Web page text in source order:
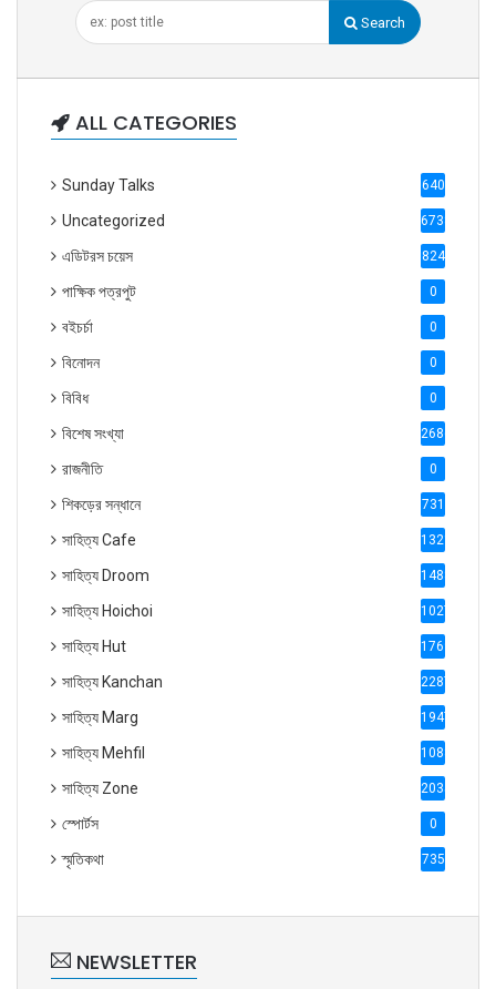
Search
ALL CATEGORIES
Sunday Talks 640
Uncategorized 6738
এডিটরস চয়েস 824
পাক্ষিক পত্রপুট 0
বইচর্চা 0
বিনোদন 0
বিবিধ 0
বিশেষ সংখ্যা 2686
রাজনীতি 0
শিকড়ের সন্ধানে 731
সাহিত্য Cafe 1321
সাহিত্য Droom 1488
সাহিত্য Hoichoi 1027
সাহিত্য Hut 1769
সাহিত্য Kanchan 2287
সাহিত্য Marg 1947
সাহিত্য Mehfil 1088
সাহিত্য Zone 2035
স্পোর্টস 0
স্মৃতিকথা 735
NEWSLETTER